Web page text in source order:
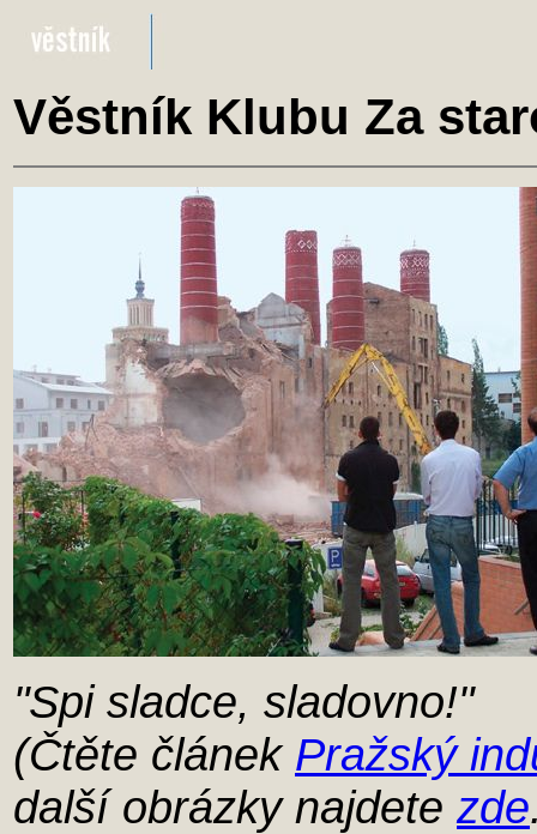
Věstník Klubu Za
"Spi sladce, sladovno!"
(Čtěte článek Pražský
další obrázky najdete zde